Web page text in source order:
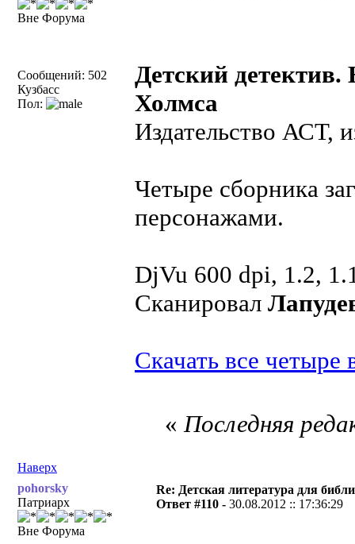
Вне Форума
Сообщений: 502
Кузбасс
Пол:
Детский
Холмса
Издательство АСТ,
Четыре сборника
персонажами.
DjVu 600 dpi, 1.2,
Сканировал
Скачать все
Наверх
«Последняя
pohorsky
Патриарх
Вне Форума
Re: Детская литература для
Ответ #110 -30.08.2012 :: 17:36:29